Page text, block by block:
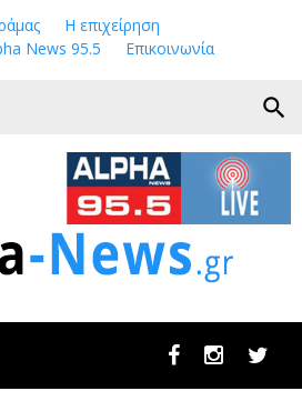
Η επιχείρηση
News 95.5
Επικοινωνία
search
FacebookInstagram